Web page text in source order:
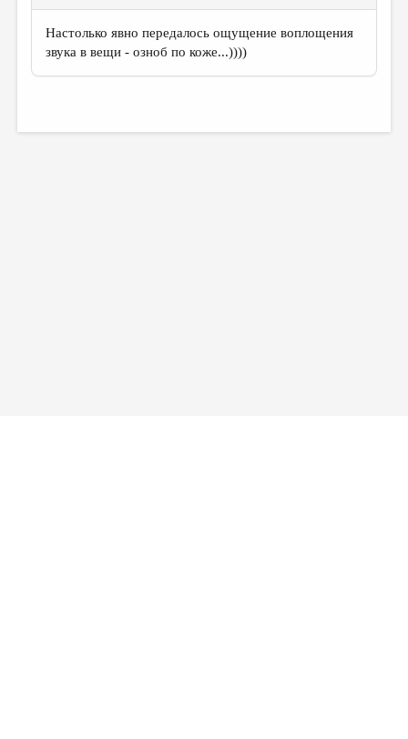
КУЛЬТУРОВЕДЕНИЕ
ПУБЛИЦИСТИКА
Настолько явно передалось ощущение воплощения
звука в вещи - озноб по коже...))))